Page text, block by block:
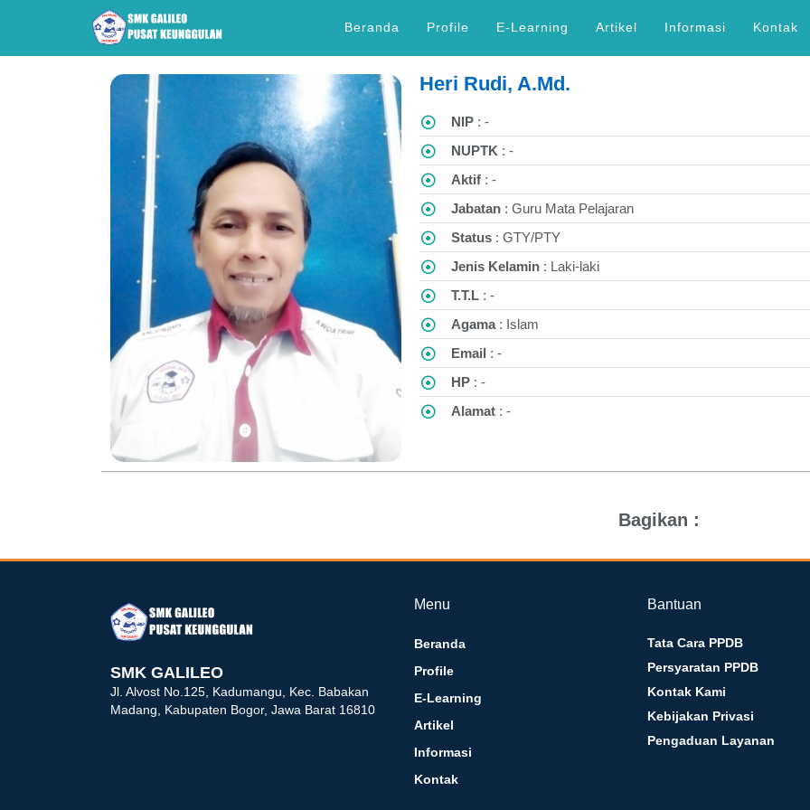
Beranda Profile E-Learning Artikel Informasi Kontak
Heri Rudi, A.Md.
NIP : -
NUPTK : -
Aktif : -
Jabatan : Guru Mata Pelajaran
Status : GTY/PTY
Jenis Kelamin : Laki-laki
T.T.L : -
Agama: Islam
Email : -
HP : -
Alamat : -
Bagikan :
SMK GALILEO
Jl. Alvost No.125, Kadumangu, Kec. Babakan
Madang, Kabupaten Bogor, Jawa Barat 16810
Menu
Beranda
Profile
E-Learning
Artikel
Informasi
Kontak
Bantuan
Tata Cara PPDB
Persyaratan PPDB
Kontak Kami
Kebijakan Privasi
Pengaduan Layanan